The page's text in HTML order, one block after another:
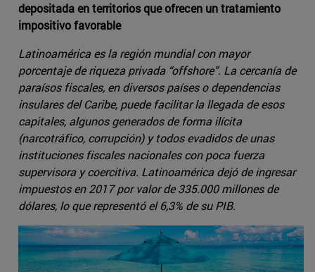
depositada en territorios que ofrecen un tratamiento
impositivo favorable
Latinoamérica es la región mundial con mayor
porcentaje de riqueza privada “offshore”. La cercanía de
paraísos fiscales, en diversos países o dependencias
insulares del Caribe, puede facilitar la llegada de esos
capitales, algunos generados de forma ilícita
(narcotráfico, corrupción) y todos evadidos de unas
instituciones fiscales nacionales con poca fuerza
supervisora y coercitiva. Latinoamérica dejó de ingresar
impuestos en 2017 por valor de 335.000 millones de
dólares, lo que representó el 6,3% de su PIB.